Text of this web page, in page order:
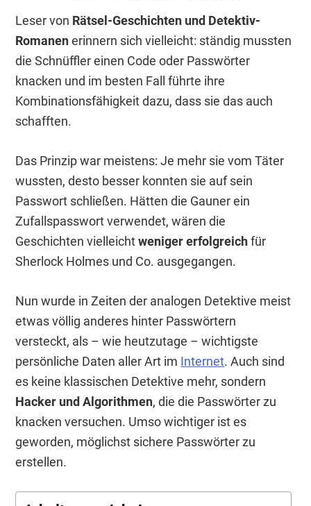
Leser von Rätsel-Geschichten und Detektiv-
Romanenerinnern sich vielleicht: ständig mussten
die Schnüffler einen Code oder Passwörter
knacken und im besten Fall führte ihre
Kombinationsfähigkeit dazu, dass sie das auch
schafften.
Das Prinzip war meistens: Je mehr sie vom Täter
wussten, desto besser konnten sie auf sein
Passwort schließen. Hätten die Gauner ein
Zufallspasswort verwendet, wären die
Geschichten vielleichtweniger erfolgreichfür
Sherlock Holmes und Co. ausgegangen.
Nun wurde in Zeiten der analogen Detektive meist
etwas völlig anderes hinter Passwörtern
versteckt, als – wie heutzutage – wichtigste
persönliche Daten aller Art im Internet. Auch sind
es keine klassischen Detektive mehr, sondern
Hacker und Algorithmen, die die Passwörter zu
knacken versuchen. Umso wichtiger ist es
geworden, möglichst sichere Passwörter zu
erstellen.